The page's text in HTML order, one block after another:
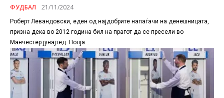
ФУДБАЛ 21/11/2024
Роберт Левандовски, еден од најдобрите напаѓачи на денешницата,
призна дека во 2012 година бил на прагот да се пресели во
Манчестер јунајтед. Полја...